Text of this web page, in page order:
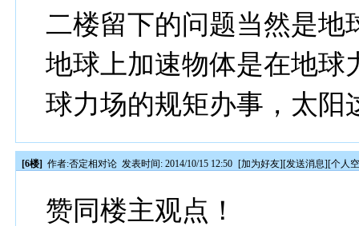
二楼留下的问题当然是地
地球上加速物体是在地球
球力场的规矩办事，太阳
[6楼] 作者:否定相对论 发表时间: 2014/10/15 12:50 [加为好友][发送消息][个人
赞同楼主观点！